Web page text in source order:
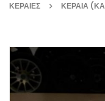
ΚΕΡΑΊΕΣ
ΚΕΡΑΙΑ